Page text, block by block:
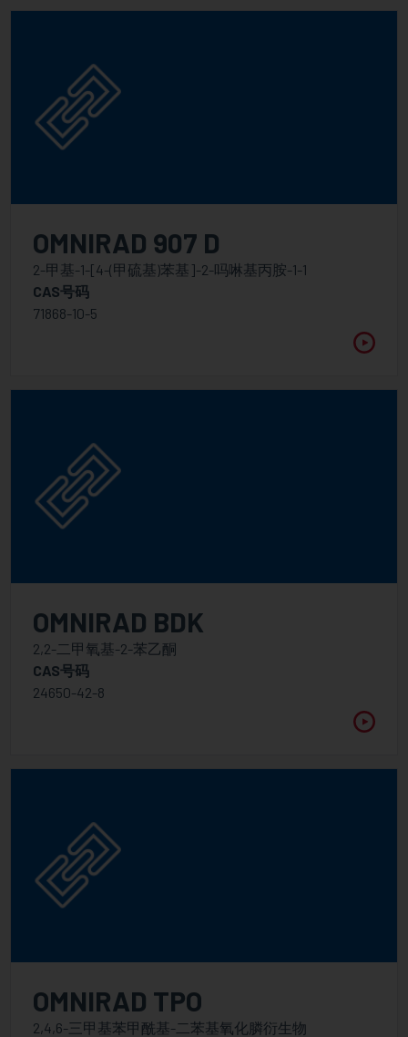
OMNIRAD 907 D
2-甲基-1-[4-(甲硫基)苯基]-2-吗啉基丙胺-1-1
CAS号码
71868-10-5
OMNIRAD BDK
2,2-二甲氧基-2-苯乙酮
CAS号码
24650-42-8
OMNIRAD TPO
2,4,6-三甲基苯甲酰基-二苯基氧化膦衍生物